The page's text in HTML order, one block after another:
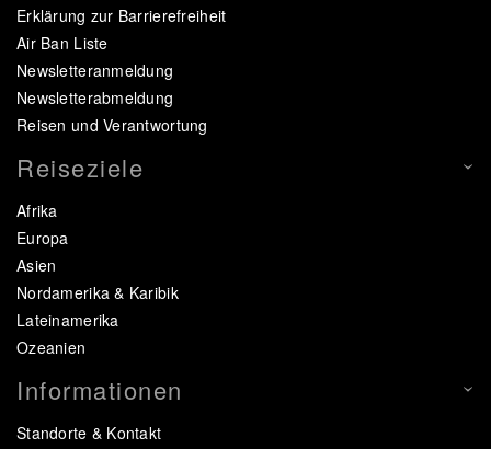
Erklärung zur Barrierefreiheit
Air Ban Liste
Newsletteranmeldung
Newsletterabmeldung
Reisen und Verantwortung
Reiseziele
Afrika
Europa
Asien
Nordamerika & Karibik
Lateinamerika
Ozeanien
Informationen
Standorte & Kontakt